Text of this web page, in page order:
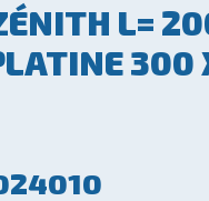
L=
300